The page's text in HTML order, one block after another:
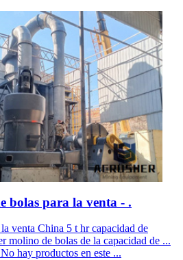
bolas para la venta - .
venta China 5 t hr capacidad de
molino de bolas de la capacidad de ...
hay productos en este ...